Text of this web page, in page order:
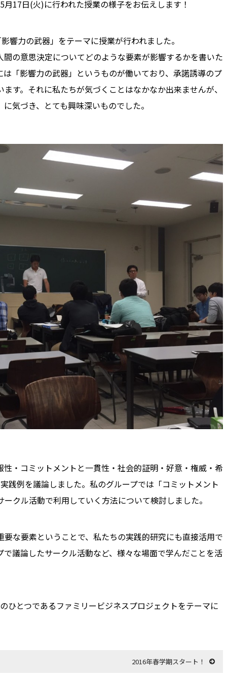
17日(火)に行われた授業の様子をお伝えします！
響力の武器」をテーマに授業が行われました。
の意思決定についてどのような要素が影響するかを書いた
「影響力の武器」というものが働いており、承諾誘導のプ
す。それに私たちが気づくことはなかなか出来ませんが、
気づき、とても興味深いものでした。
・コミットメントと一貫性・社会的証明・好意・権威・希
践例を議論しました。私のグループでは「コミットメント
クル活動で利用していく方法について検討しました。
な要素ということで、私たちの実践的研究にも直接活用で
議論したサークル活動など、様々な場面で学んだことを活
ひとつであるファミリービジネスプロジェクトをテーマに
2016年春学期スタート！